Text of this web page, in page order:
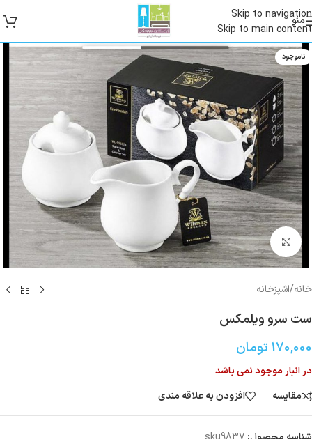
Skip to navigation
Skip to main content
منو
ناموجود
بزرگنمایی تصویر
خانه/اشپزخانه
ست سرو ویلمکس
170,000 تومان
در انبار موجود نمی باشد
مقایسه
افزودن به علاقه مندی